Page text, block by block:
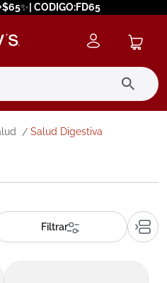
CODIGO:FD65
Salud Digestiva